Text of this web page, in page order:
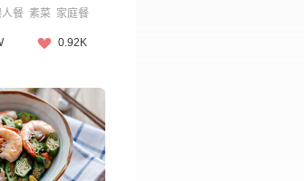
餐 素菜 家庭餐
0.92K